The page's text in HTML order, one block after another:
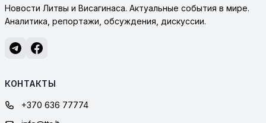
Новости Литвы и Висагинаса. Актуальные события в мире.
Аналитика, репортажи, обсуждения, дискуссии.
КОНТАКТЫ
+370 636 77774